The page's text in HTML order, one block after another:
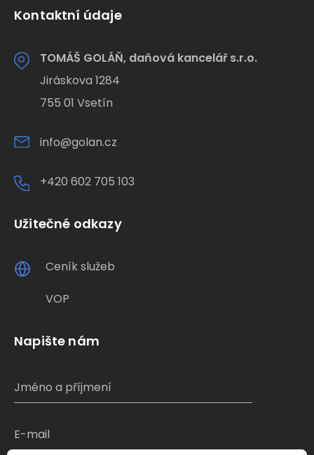
Kontaktní údaje
TOMÁŠ GOLÁŇ, daňová kancelář s.r.o.
Jiráskova 1284
755 01 Vsetín
info@golan.cz
+420 602 705 103
Užitečné odkazy
Ceník služeb
VOP
Napište nám